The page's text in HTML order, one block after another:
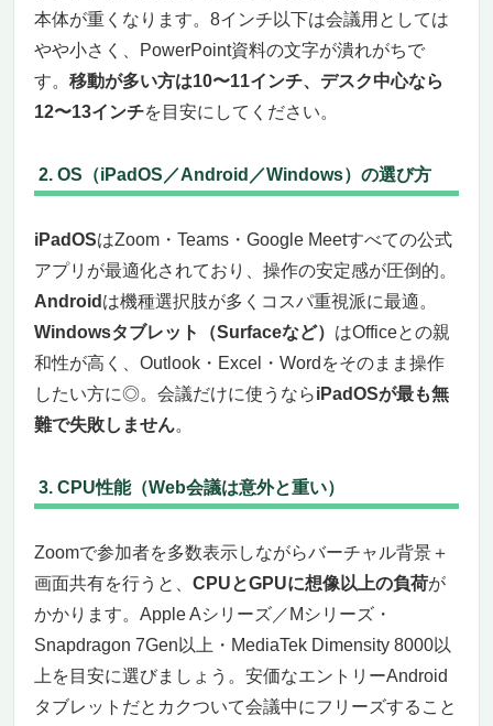
本体が重くなります。8インチ以下は会議用としては
やや小さく、PowerPoint資料の文字が潰れがちで
す。 移動が多い方は10〜11インチ、デスク中心なら
12〜13インチを目安にしてください。
2. OS（iPadOS／Android／Windows）の選び方
iPadOSはZoom・Teams・Google Meetすべての公式
アプリが最適化されており、操作の安定感が圧倒的。
Android は機種選択肢が多くコスパ重視派に最適。
Windowsタブレット（Surfaceなど） はOfficeとの親
和性が高く、Outlook・Excel・Wordをそのまま操作
したい方に◎。会議だけに使うならiPadOSが最も無
難で失敗しません。
3. CPU性能（Web会議は意外と重い）
Zoomで参加者を多数表示しながらバーチャル背景＋
画面共有を行うと、 CPUとGPUに想像以上の負荷が
かかります。Apple Aシリーズ／Mシリーズ・
Snapdragon 7Gen以上・MediaTek Dimensity 8000以
上を目安に選びましょう。安価なエントリーAndroid
タブレットだとカクついて会議中にフリーズすること